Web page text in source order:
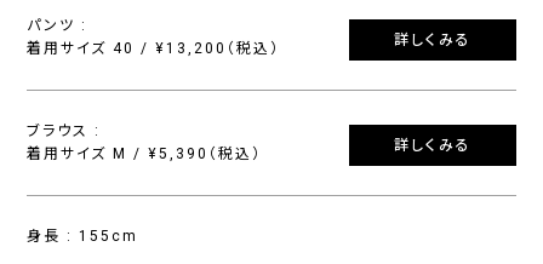
パンツ :
着用サイズ 40 / ¥13,200（税込）
詳しくみる
ブラウス :
着用サイズ M / ¥5,390（税込）
詳しくみる
身長 : 155cm